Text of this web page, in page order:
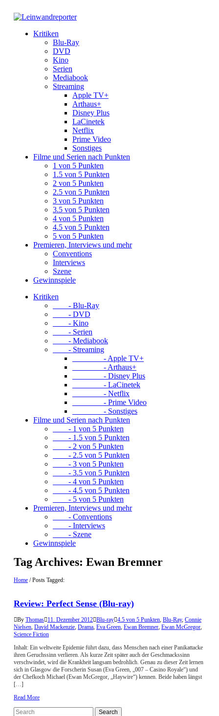
Kritiken
Blu-Ray
DVD
Kino
Serien
Mediabook
Streaming
Apple TV+
Arthaus+
Disney Plus
LaCinetek
Netflix
Prime Video
Sonstiges
Filme und Serien nach Punkten
1 von 5 Punkten
1.5 von 5 Punkten
2 von 5 Punkten
2.5 von 5 Punkten
3 von 5 Punkten
3.5 von 5 Punkten
4 von 5 Punkten
4.5 von 5 Punkten
5 von 5 Punkten
Premieren, Interviews und mehr
Conventions
Interviews
Szene
Gewinnspiele
Kritiken
- Blu-Ray
- DVD
- Kino
- Serien
- Mediabook
- Streaming
- Apple TV+
- Arthaus+
- Disney Plus
- LaCinetek
- Netflix
- Prime Video
- Sonstiges
Filme und Serien nach Punkten
- 1 von 5 Punkten
- 1.5 von 5 Punkten
- 2 von 5 Punkten
- 2.5 von 5 Punkten
- 3 von 5 Punkten
- 3.5 von 5 Punkten
- 4 von 5 Punkten
- 4.5 von 5 Punkten
- 5 von 5 Punkten
Premieren, Interviews und mehr
- Conventions
- Interviews
- Szene
Gewinnspiele
Tag Archives: Ewan Bremner
Home /Posts Tagged:
Review: Perfect Sense (Blu-ray)
By Thomas 11. Dezember 2012 Blu-ray 4.5 von 5 Punkten, Blu-Ray, Connie
Nielsen, David Mackenzie, Drama, Eva Green, Ewan Bremner, Ewan McGregor,
Science Fiction
Inhalt: Ein weltweite Epidemie führt dazu, dass Menschen nach einer Panikattacke
ihren Geruchssinn verlieren. Als kurze Zeit später auch der Geschmackssinn
verschwindet, wird die Krankheit langsam bedrohlich. Genau zu dieser Zeit lernen
sich in Glasgow die Forscherin Susan (Eva Green, „007 – Casino Royale“) und
der Chefkoch Michael (Ewan McGregor, „Haywire“) kennen. Beide haben längst
[…]
Read More